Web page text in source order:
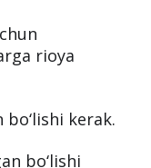
taqdim
rioya